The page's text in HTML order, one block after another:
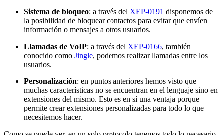
Sistema de bloqueo: a través del XEP-0191 disponemos de
la posibilidad de bloquear contactos para evitar que envíen
información o mensajes a otros usuarios.
Llamadas de VoIP: a través del XEP-0166, también
conocido como Jingle, podemos realizar llamadas entre los
usuarios.
Personalización: en puntos anteriores hemos visto que
muchas características no se encuentran en el lenguaje sino en
extensiones del mismo. Esto es en sí una ventaja porque
permite crear extensiones personalizadas para todo lo que
necesitemos hacer.